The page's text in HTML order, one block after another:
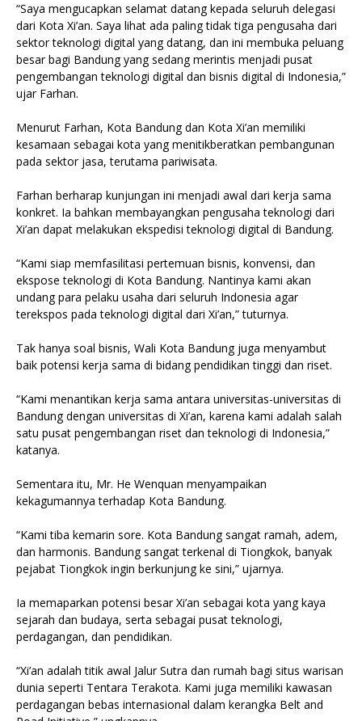
“Saya mengucapkan selamat datang kepada seluruh delegasi
dari Kota Xi’an. Saya lihat ada paling tidak tiga pengusaha dari
sektor teknologi digital yang datang, dan ini membuka peluang
besar bagi Bandung yang sedang merintis menjadi pusat
pengembangan teknologi digital dan bisnis digital di Indonesia,”
ujar Farhan.
Menurut Farhan, Kota Bandung dan Kota Xi’an memiliki
kesamaan sebagai kota yang menitikberatkan pembangunan
pada sektor jasa, terutama pariwisata.
Farhan berharap kunjungan ini menjadi awal dari kerja sama
konkret. Ia bahkan membayangkan pengusaha teknologi dari
Xi’an dapat melakukan ekspedisi teknologi digital di Bandung.
“Kami siap memfasilitasi pertemuan bisnis, konvensi, dan
ekspose teknologi di Kota Bandung. Nantinya kami akan
undang para pelaku usaha dari seluruh Indonesia agar
terekspos pada teknologi digital dari Xi’an,” tuturnya.
Tak hanya soal bisnis, Wali Kota Bandung juga menyambut
baik potensi kerja sama di bidang pendidikan tinggi dan riset.
“Kami menantikan kerja sama antara universitas-universitas di
Bandung dengan universitas di Xi’an, karena kami adalah salah
satu pusat pengembangan riset dan teknologi di Indonesia,”
katanya.
Sementara itu, Mr. He Wenquan menyampaikan
kekagumannya terhadap Kota Bandung.
“Kami tiba kemarin sore. Kota Bandung sangat ramah, adem,
dan harmonis. Bandung sangat terkenal di Tiongkok, banyak
pejabat Tiongkok ingin berkunjung ke sini,” ujarnya.
Ia memaparkan potensi besar Xi’an sebagai kota yang kaya
sejarah dan budaya, serta sebagai pusat teknologi,
perdagangan, dan pendidikan.
“Xi’an adalah titik awal Jalur Sutra dan rumah bagi situs warisan
dunia seperti Tentara Terakota. Kami juga memiliki kawasan
perdagangan bebas internasional dalam kerangka Belt and